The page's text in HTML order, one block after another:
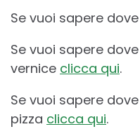
Se vuoi sapere
Se vuoi sapere
vernice clicca qui.
Se vuoi sapere
pizza clicca qui.